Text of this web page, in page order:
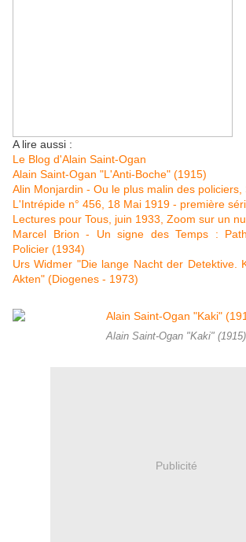
A lire aussi :
Le Blog d'Alain Saint-Ogan
Alain Saint-Ogan "L'Anti-Boche" (1915)
Alin Monjardin - Ou le plus malin des policiers,
L'Intrépide n° 456, 18 Mai 1919 - première
Lectures pour Tous, juin 1933, Zoom sur un
Marcel Brion - Un signe des Temps :
Policier (1934)
Urs Widmer "Die lange Nacht der Detektive.
Akten" (Diogenes - 1973)
Alain Saint-Ogan "Kaki" (1915)
Publicité